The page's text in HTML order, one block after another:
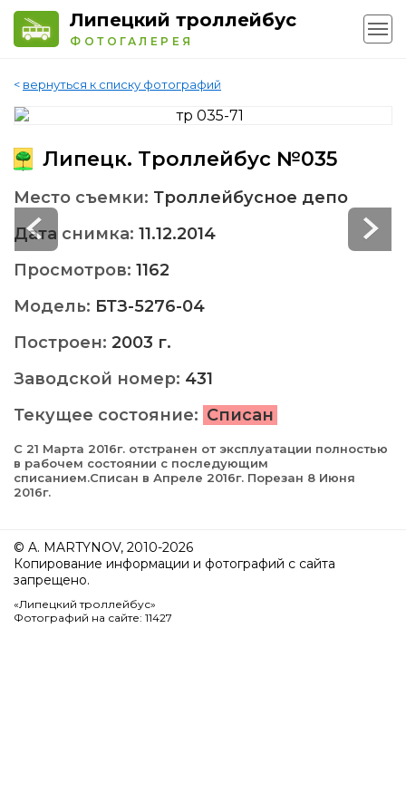
Липецкий троллейбус
ФОТОГАЛЕРЕЯ
< вернуться к списку фотографий
Липецк. Троллейбус №035
Место съемки: Троллейбусное депо
Дата снимка: 11.12.2014
Просмотров: 1162
Модель: БТЗ-5276-04
Построен: 2003 г.
Заводской номер: 431
Текущее состояние: Списан
С 21 Марта 2016г. отстранен от эксплуатации полностью
в рабочем состоянии с последующим
списанием.Списан в Апреле 2016г. Порезан 8 Июня
2016г.
© A. MARTYNOV, 2010-2026
Копирование информации и фотографий с сайта
запрещено.
«Липецкий троллейбус»
Фотографий на сайте: 11427